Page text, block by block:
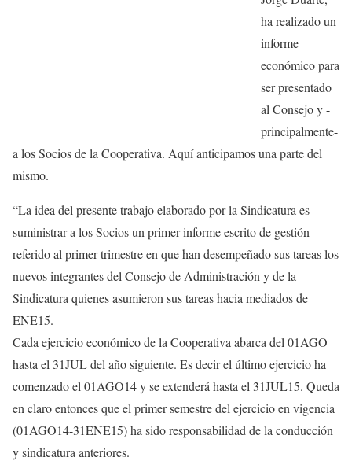
ha realizado un
informe
económico para
ser presentado
al Consejo y -
principalmente-
a los Socios de la Cooperativa. Aquí anticipamos una parte del
mismo.
“La idea del presente trabajo elaborado por la Sindicatura es
suministrar a los Socios un primer informe escrito de gestión
referido al primer trimestre en que han desempeñado sus tareas los
nuevos integrantes del Consejo de Administración y de la
Sindicatura quienes asumieron sus tareas hacia mediados de
ENE15.
Cada ejercicio económico de la Cooperativa abarca del 01AGO
hasta el 31JUL del año siguiente. Es decir el último ejercicio ha
comenzado el 01AGO14 y se extenderá hasta el 31JUL15. Queda
en claro entonces que el primer semestre del ejercicio en vigencia
(01AGO14-31ENE15) ha sido responsabilidad de la conducción
y sindicatura anteriores.